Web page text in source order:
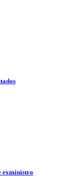
exministro